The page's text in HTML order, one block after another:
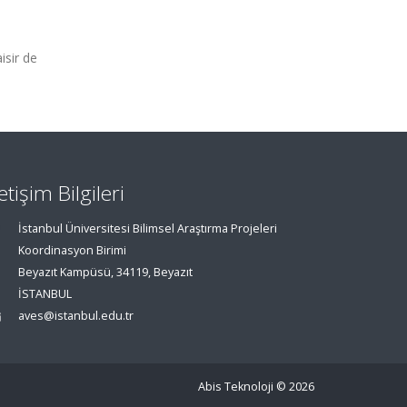
de
Bilgileri
İstanbul Üniversitesi Bilimsel Araştırma Projeleri
Koordinasyon Birimi
Beyazıt Kampüsü, 34119, Beyazıt
İSTANBUL
aves@istanbul.edu.tr
Abis Teknoloji © 2026